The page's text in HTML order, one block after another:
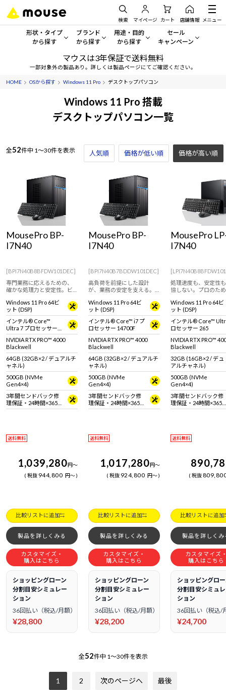
検索 マイページ カート 店舗情報 メニュー
形状・タイプ
から探す
形状・タイプから探す をすべてみる
デスクトップPC
ワークステーション
ディスプレイ
Windows 11 Copilot+ PC
ブランド
から探す
mouse
G TUNE
MousePro
Windows 11|Copilot+ PC
用途・目的
から探す
一般向けパソコン
ゲーミングPC・ゲーム向けパソコン
クリエイティブ向け
学習向けパソコン
スペック/パーツ別
AIおすすめパソコン
Windows 11 Copilot+ PC
セール
キャンペーン
セール・キャンペー
アウトレットパソコン
おすすめ目玉パソコン
今イチオシのパソコンをピ
Copilot+ PC
マウスは3年保証で送料無料
一部対象外の製品あり。詳しくは製品ページにてご確認ください。
HOME OSから探す Windows 11 Pro デスクトップパソコン
Windows 11 Pro 搭載
デスクトップパソコン一覧
全52件中 1～30件を表示 人気順 価格が低い順 価格が高い順
MousePro BP-
I7N40
[BPI7N40B8BFDW101DEC]
専門業務に応えるための、
確かな処理力と安定性。ビ
ソコン
Windows 11 Pro 64ビ
ット (DSP)
インテル® Core™
Ultra 7 プロセッサー
265
NVIDIA RTX PRO™ 4000
Blackwell
64GB (32GB×2 / デュアルチ
ャネル)
500GB (NVMe
Gen4×4)
3年間センドバック修
理保証・24時間×365
日電話サポート
送料無料
1,039,280円～
税抜 944,800 円～
比較リストに追加
製品を詳しくみる
カスタマイズ・
購入はこちら
ショッピングローン
分割目安シミュレー
ション
36回払い（税込/月額）
¥28,800
MousePro BP-
I7N40
[BPI7N40B7BDDW101DEC]
高負荷を前提にした設計
が、業務の安定を支える。
パソコン
Windows 11 Pro 64ビ
ット (DSP)
インテル® Core™ i7 プ
ロセッサー 14700F
NVIDIA RTX PRO™ 4000
Blackwell
64GB (32GB×2 / デュアルチ
ャネル)
500GB (NVMe
Gen4×4)
3年間センドバック修
理保証・24時間×365
日電話サポート
送料無料
1,017,280円～
税抜 924,800 円～
比較リストに追加
製品を詳しくみる
カスタマイズ・
購入はこちら
ショッピングローン
分割目安シミュレー
ション
36回払い（税込/月額）
¥28,200
MousePro
I7N40
処理速度も、安定性
協しない。プロのた
Windows 11 Pro 64ビ
ット (DSP)
インテル® Core™
ロセッサー 265
NVIDIA RTX PRO™
Blackwell
32GB (16GB×2 / デュ
アルチャネル)
500GB (NVMe
Gen4×4)
3年間センドバック修
理保証・24時間×365
日電話サポート
送料無料
税抜
比較リストに追加
製品を詳しくみ
カスタマイズ
購入はこちら
ショッピングロ
分割目安シミュ
ション
36回払い（税込/
¥24,700
全52件中 1～30件を表示
1 2 次のページへ 最後